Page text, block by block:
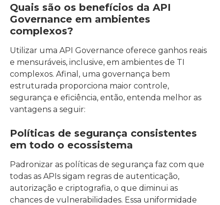
Quais são os benefícios da API
Governance em ambientes
complexos?
Utilizar uma API Governance oferece ganhos reais
e mensuráveis, inclusive, em ambientes de TI
complexos. Afinal, uma governança bem
estruturada proporciona maior controle,
segurança e eficiência, então, entenda melhor as
vantagens a seguir:
Políticas de segurança consistentes
em todo o ecossistema
Padronizar as políticas de segurança faz com que
todas as APIs sigam regras de autenticação,
autorização e criptografia, o que diminui as
chances de vulnerabilidades. Essa uniformidade